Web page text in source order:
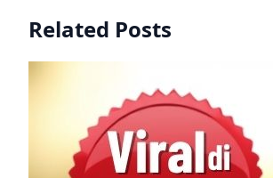
Related Posts